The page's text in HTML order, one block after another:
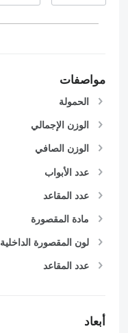
مواصفات
الحمولة
الوزن الإجمالي
الوزن الصافي
عدد الأبواب
عدد المقاعد
مادة المقصورة
لون المقصورة الداخلية
عدد المقاعد
أبعاد